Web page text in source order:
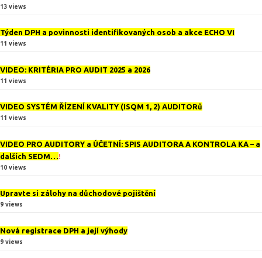
13 views
Týden DPH a povinnosti identifikovaných osob a akce ECHO VI
11 views
VIDEO: KRITÉRIA PRO AUDIT 2025 a 2026
11 views
VIDEO SYSTÉM ŘÍZENÍ KVALITY (ISQM 1, 2) AUDITORů
11 views
VIDEO PRO AUDITORY a ÚČETNÍ: SPIS AUDITORA A KONTROLA KA – a
dalších SEDM…!
10 views
Upravte si zálohy na důchodové pojištění
9 views
Nová registrace DPH a její výhody
9 views